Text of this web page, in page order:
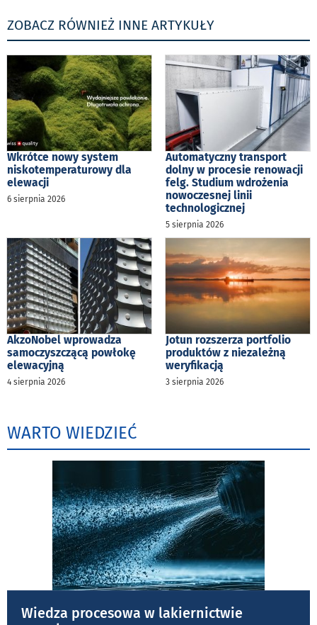
ZOBACZ RÓWNIEŻ INNE ARTYKUŁY
Wkrótce nowy system
niskotemperaturowy dla
elewacji
6 sierpnia 2026
Automatyczny transport
dolny w procesie renowacji
felg. Studium wdrożenia
nowoczesnej linii
technologicznej
5 sierpnia 2026
AkzoNobel wprowadza
samoczyszczącą powłokę
elewacyjną
4 sierpnia 2026
Jotun rozszerza portfolio
produktów z niezależną
weryfikacją
3 sierpnia 2026
WARTO WIEDZIEĆ
Wiedza procesowa w lakiernictwie